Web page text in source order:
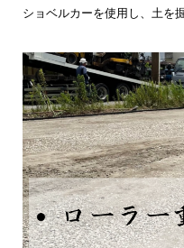
ショベルカーを使用し、土を